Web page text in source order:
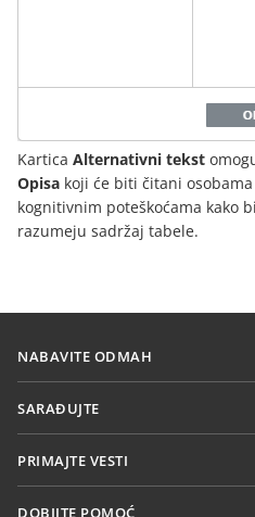
Kartica Alternativni tekst
Opisa koji će biti čitani
kognitivnim poteškoćama kako
razumeju sadržaj tabele.
NABAVITE ODMAH
Workspace
SARAĐUJTE
PRIMAJTE VESTI
DOBIJTE POMOĆ